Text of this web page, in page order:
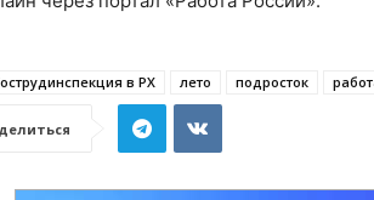
в РХ лето подросток